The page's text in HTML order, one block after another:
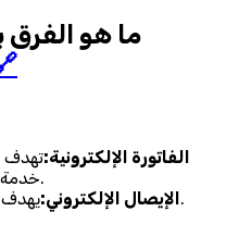
ما هو الفرق
الفاتورة الإلكترونية:تهدف
خدمة مع التزامات ضريبية واضحة.
الإيصال الإلكتروني:يهدف إلى إثبات عملية الدفع فقط.